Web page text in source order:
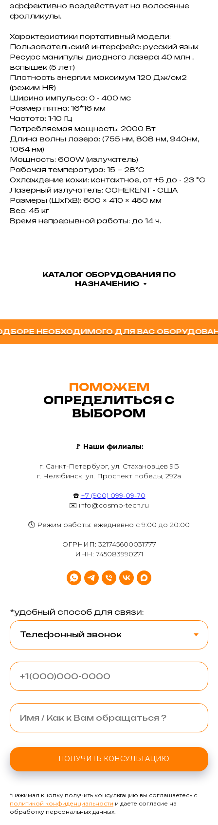
эффективно воздействует на волосяные
фолликулы.
Характеристики портативный модели:
Пользовательский интерфейс: русский язык
Ресурс манипулы диодного лазера 40 млн .
вспышек (5 лет)
Плотность энергии: максимум 120 Дж/см2
(режим HR)
Ширина импульса: 0 - 400 мс
Размер пятна: 16*16 мм
Частота: 1-10 Гц
Потребляемая мощность: 2000 Вт
Длина волны лазера: (755 нм, 808 нм, 940нм,
1064 нм)
Мощность: 600W (излучатель)
Рабочая температура: 15 ~ 28°С
Охлаждение кожи: контактное, от +5 до - 23 °С
Лазерный излучатель: COHERENT - США
Размеры (ШхГхВ): 600 × 410 × 450 мм
Вес: 45 кг
Время непрерывной работы: до 14 ч.
КАТАЛОГ ОБОРУДОВАНИЯ ПО
НАЗНАЧЕНИЮ
НЕОБХОДИМОГО ДЛЯ ВАС ОБОРУДОВАНИЯ
ПОМОЖЕМ
ОПРЕДЕЛИТЬСЯ С
ВЫБОРОМ
🚩 Наши филиалы:
г. Санкт-Петербург, ул. Стахановцев 9Б
г. Челябинск, ул. Проспект победы, 292а
☎️ +7 (900) 099-09-70
✉️ info@cosmo-tech.ru
🕓 Режим работы: ежедневно с 9:00 до 20:00
ОГРНИП: 321745600031777
ИНН: 745083990271
*удобный способ для связи:
ПОЛУЧИТЬ КОНСУЛЬТАЦИЮ
*нажимая кнопку получить консультацию вы соглашаетесь с
политикой конфиденциальности и даете согласие на
обработку персональных данных.